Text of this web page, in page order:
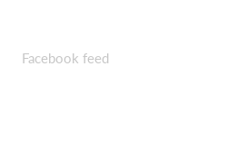
Facebook feed